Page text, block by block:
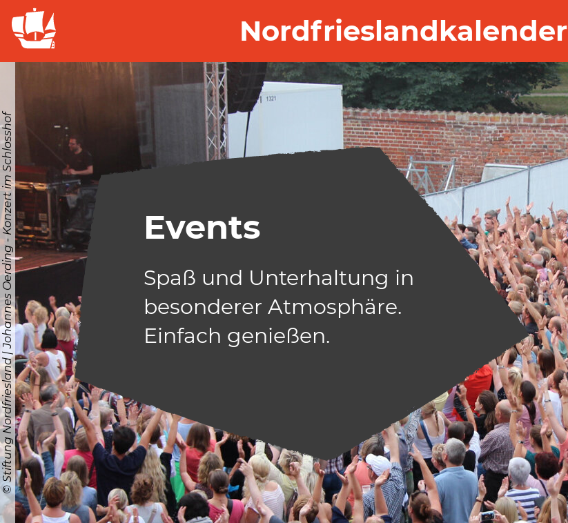
Nordfrieslandkalender
Events
Spaß und Unterhaltung in
besonderer Atmosphäre.
Einfach genießen.
© Stiftung Nordfriesland | Johannes Oerding - Konzert im Schlosshof